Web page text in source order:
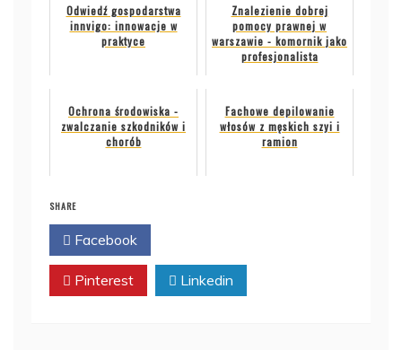
Odwiedź gospodarstwa
innvigo: innowacje w
praktyce
Znalezienie dobrej
pomocy prawnej w
warszawie - komornik jako
profesjonalista
Ochrona środowiska -
zwalczanie szkodników i
chorób
Fachowe depilowanie
włosów z męskich szyi i
ramion
SHARE
Facebook
Pinterest Linkedin